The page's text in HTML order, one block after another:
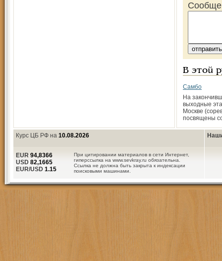
В этой
Самбо
На
выходные
Москве
посвящены
Курс ЦБ РФ на 10.08.2026
При цитировании материалов в сети Интернет,
гиперссылка на www.sevkray.ru обязательна.
Ссылка не должна быть закрыта к индексации
поисковыми машинами.
EUR 94,8366
USD 82,1665
EUR/USD 1.15